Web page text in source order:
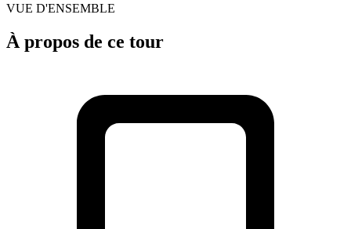
VUE D'ENSEMBLE
À propos de ce tour